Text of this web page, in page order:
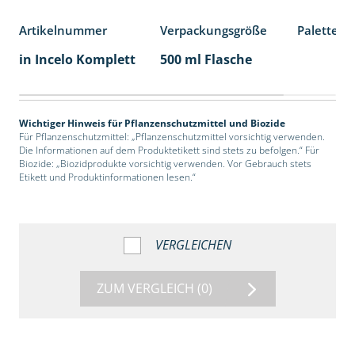
Artikelnummer Verpackungsgröße
in Incelo Komplett 500 ml Flasche
Wichtiger Hinweis für Pflanzenschutzmittel und Biozide
Für Pflanzenschutzmittel: „Pflanzenschutzmittel vorsichtig verwenden.
Die Informationen auf dem Produktetikett sind stets zu befolgen.“ Für
Biozide: „Biozidprodukte vorsichtig verwenden. Vor Gebrauch stets
Etikett und Produktinformationen lesen.“
VERGLEICHEN
ZUM VERGLEICH (0)